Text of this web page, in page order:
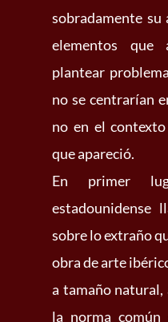
sobradamente
elementos que
plantear
no se centrarían
no en el
que apareció.
En primer
estadounidense
sobre lo extraño
obra de arte
a tamaño natural,
la norma